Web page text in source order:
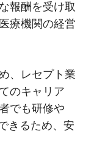
報酬を受け取
療機関の経営
、レセプト業
のキャリア
でも研修や
きるため、安